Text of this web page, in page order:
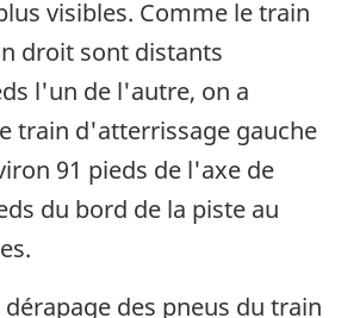
visibles. Comme le train
droit sont distants
l'un de l'autre, on a
train d'atterrissage gauche
91 pieds de l'axe de
du bord de la piste au
des pneus du train